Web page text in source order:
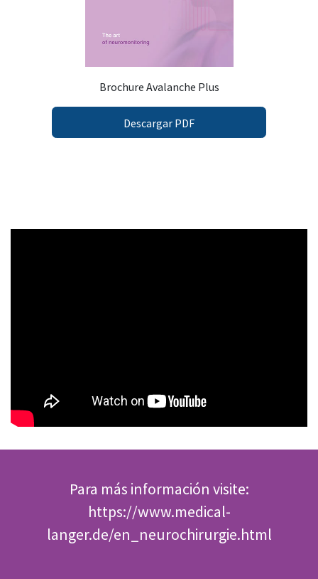
Brochure Avalanche Plus
Descargar PDF
Para más información visite:
https://www.medical-
langer.de/en_neurochirurgie.html